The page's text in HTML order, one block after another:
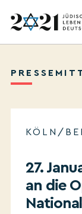
KÖLN/
27.
an die